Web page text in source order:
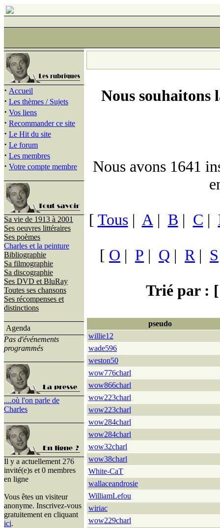
· Accueil
· Les thèmes / Sujets
· Vos liens
· Recommander ce site
· Le Hit du site
· Le forum
· Les membres
· Votre compte membre
Sa vie de 1913 à 2001
Ses oeuvres littéraires
Ses poèmes
Charles et la peinture
Bibliographie
Sa filmographie
Sa discographie
Ses DVD et BluRay
Toutes ses chansons
Ses récompenses et
distinctions
Agenda
Pas d'événements
programmés
....où l'on parle de
Charles
Il y a actuellement 276
invité(e)s et 0 membres
en ligne
Vous êtes un visiteur
anonyme. Inscrivez-vous
gratuitement en cliquant
ici.
Nous souhaitons
Nous avons 1641
[ Tous| A| B | C |
[ O | P | Q | R| S
Trié par : [
pseudo
willie12
wade596
weston50
wow776charl
wow866charl
wow223charl
wow223charl
wow284charl
wow284charl
wow32charl
wow38charl
White-CaT
wallaceandrosie
WilliamLefou
wiriac
wow229charl